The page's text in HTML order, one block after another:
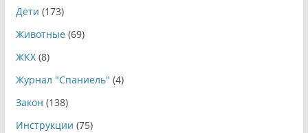
Дети (173)
Животные(69)
ЖКХ(8)
Журнал "Спаниель" (4)
Закон (138)
Инструкции (75)